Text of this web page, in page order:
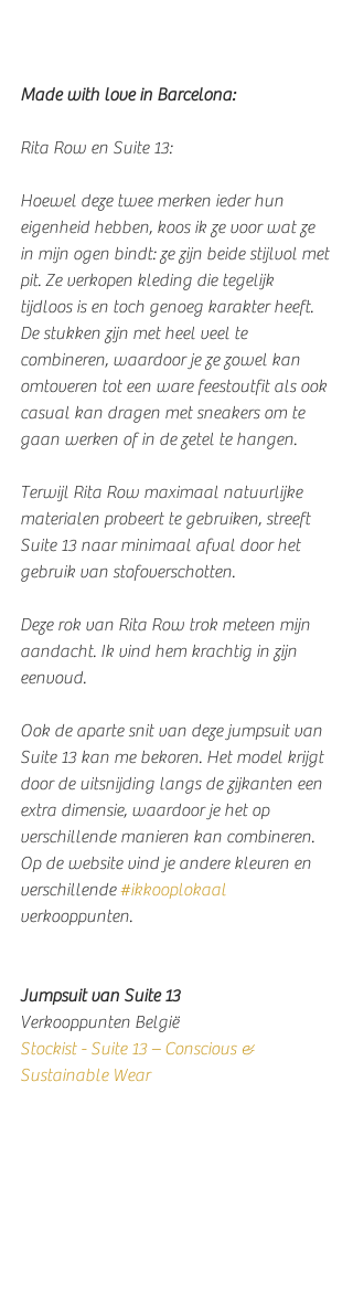
Made with love in Barcelona:
Rita Row en Suite 13:
Hoewel deze twee merken ieder hun
eigenheid hebben, koos ik ze voor wat ze
in mijn ogen bindt: ze zijn beide stijlvol met
pit. Ze verkopen kleding die tegelijk
tijdloos is en toch genoeg karakter heeft.
De stukken zijn met heel veel te
combineren, waardoor je ze zowel kan
omtoveren tot een ware feestoutfit als ook
casual kan dragen met sneakers om te
gaan werken of in de zetel te hangen.
Terwijl Rita Row maximaal natuurlijke
materialen probeert te gebruiken, streeft
Suite 13 naar minimaal afval door het
gebruik van stofoverschotten.
Deze rok van Rita Row trok meteen mijn
aandacht. Ik vind hem krachtig in zijn
eenvoud.
Ook de aparte snit van deze jumpsuit van
Suite 13 kan me bekoren. Het model krijgt
door de uitsnijding langs de zijkanten een
extra dimensie, waardoor je het op
verschillende manieren kan combineren.
Op de website vind je andere kleuren en
verschillende #ikkooplokaal
verkooppunten.
Jumpsuit van Suite 13
Verkooppunten België
Stockist - Suite 13 – Conscious &
Sustainable Wear